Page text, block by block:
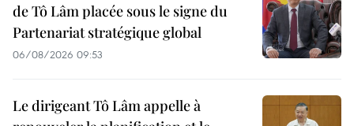
de Tô Lâm placée sous le signe du
Partenariat stratégique global
06/08/2026 09:53
Le dirigeant Tô Lâm appelle à